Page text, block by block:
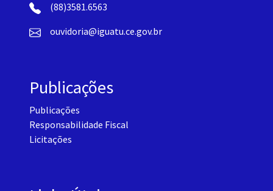
(88)3581.6563
ouvidoria@iguatu.ce.gov.br
Publicações
Publicações
Responsabilidade Fiscal
Licitações